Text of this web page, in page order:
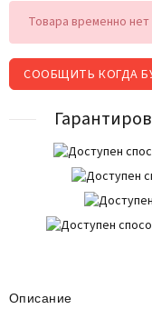
Товара временно нет
СООБЩИТЬ КОГДА
Описание